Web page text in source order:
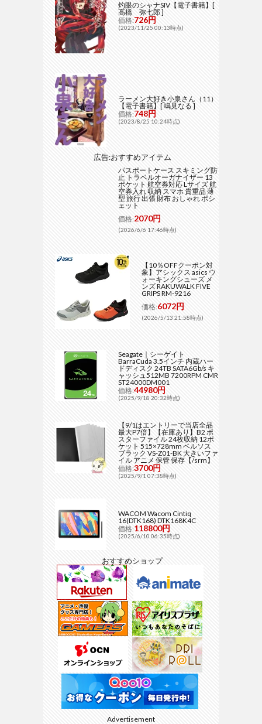
灼眼のシャナSIV【電子書籍】[
高橋 弥七郎 ]
価格:726円
(2023/11/25 00:13時点)
ラーメン大好き小泉さん（11）
【電子書籍】[ 鳴見なる ]
価格:748円
(2023/8/25 10:24時点)
広告:おすすめアイテム
パスポートケース スキミング防
止 トラベルオーガナイザー 13
ポケット 航空券対応 Lサイズ 航
空券入れ 収納 スマホ 貴重品 薄
型 旅行 出張 財布 おしゃれ ポシ
ェット
価格:2070円
(2026/6/6 17:46時点)
【10％OFFクーポン対
象】アシックス asics ウ
ォーキングシューズ メ
ンズ RAKUWALK FIVE
GRIPS RM-9216
価格:6072円
(2026/5/13 21:58時点)
Seagate｜シーゲイト
BarraCuda 3.5インチ 内蔵ハー
ドディスク 24TB SATA6Gb/s キ
ャッシュ512MB 7200RPM CMR
ST24000DM001
価格:44980円
(2025/9/18 20:32時点)
【9/1はエントリーで当店全品
最大P7倍】【在庫あり】B2 ポ
スターファイル 24枚収納 12ポ
ケット 515×728mm ベルソス
ブラック VS-Z01-BK 大きいファ
イル アニメ 保管 保存【/srm】
価格:3700円
(2025/9/1 07:38時点)
WACOM Wacom Cintiq
16(DTK168) DTK168K4C
価格:118800円
(2025/6/10 06:35時点)
おすすめショップ
Advertisement